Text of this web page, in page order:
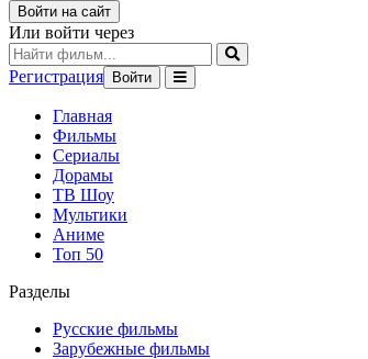
Войти на сайт
Или войти через
Регистрация Войти
Главная
Фильмы
Сериалы
Дорамы
ТВ Шоу
Мультики
Аниме
Топ 50
Разделы
Русские фильмы
Зарубежные фильмы